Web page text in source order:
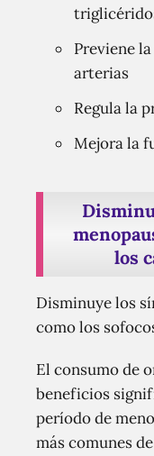
Previene
arterias
Regula la
Mejora la
los
Disminuye los
como los
El consumo de
beneficios
período de
más comunes